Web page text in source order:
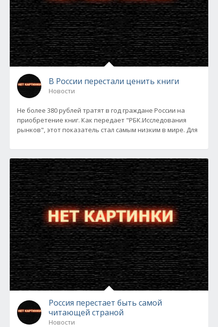
В России перестали ценить книги
Новости
Не более 380 рублей тратят в год граждане России на
приобретение книг. Как передает "РБК.Исследования
рынков", этот показатель стал самым низким в мире. Для
Россия перестает быть самой
читающей страной
Новости